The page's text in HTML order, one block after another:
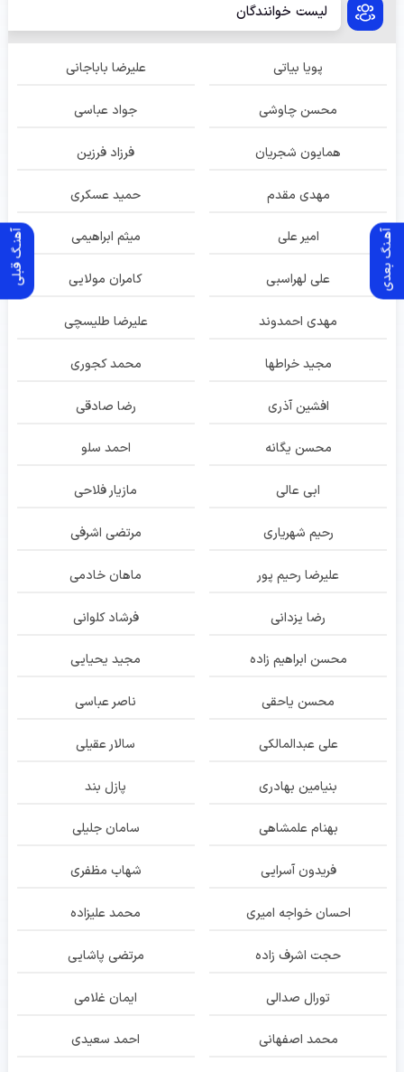
آهنـگ قبلی آهـنگ بعدی
لیست خوانندگان
پویا بیاتی علیرضا باباجانی
محسن چاوشی جواد عباسی
همایون شجریان فرزاد فرزین
مهدی مقدم حمید عسکری
امیر علی میثم ابراهیمی
علی لهراسبی کامران مولایی
مهدی احمدوند علیرضا طلیسچی
مجید خراطها محمد کجوری
افشین آذری رضا صادقی
محسن یگانه احمد سلو
ابی عالی مازیار فلاحی
رحیم شهریاری مرتضی اشرفی
علیرضا رحیم پور ماهان خادمی
رضا یزدانی فرشاد کلوانی
محسن ابراهیم زاده مجید یحیایی
محسن یاحقی ناصر عباسی
علی عبدالمالکی سالار عقیلی
بنیامین بهادری پازل بند
بهنام علمشاهی سامان جلیلی
فریدون آسرایی شهاب مظفری
احسان خواجه امیری محمد علیزاده
حجت اشرف زاده مرتضی پاشایی
تورال صدالی ایمان غلامی
محمد اصفهانی احمد سعیدی